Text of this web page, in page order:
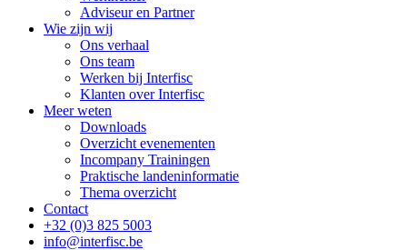
Adviseur en Partner
Wie zijn wij
Ons verhaal
Ons team
Werken bij Interfisc
Klanten over Interfisc
Meer weten
Downloads
Overzicht evenementen
Incompany Trainingen
Praktische landeninformatie
Thema overzicht
Contact
+32 (0)3 825 5003
info@interfisc.be